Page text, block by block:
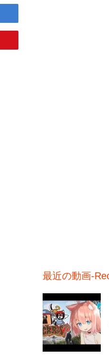
最近の動画-